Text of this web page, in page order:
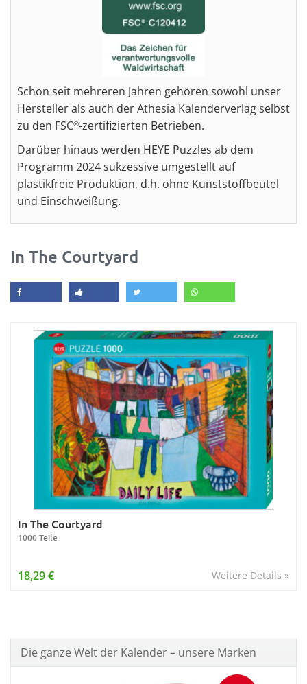
Schon seit mehreren Jahren gehören sowohl unser
Hersteller als auch der Athesia Kalenderverlag selbst
zu den FSC®-zertifizierten Betrieben.
Darüber hinaus werden HEYE Puzzles ab dem
Programm 2024 sukzessive umgestellt auf
plastikfreie Produktion, d.h. ohne Kunststoffbeutel
und Einschweißung.
In The Courtyard
In The Courtyard
1000 Teile
Weitere Details »
18,29 €
Die ganze Welt der Kalender – unsere Marken